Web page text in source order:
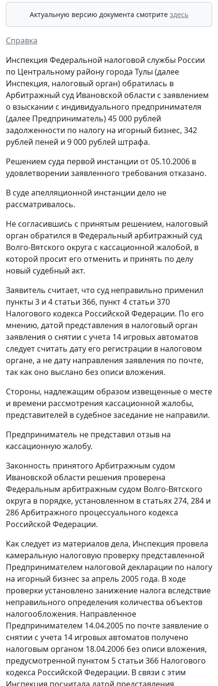
Актуальную версию документа смотрите здесь
Справка
Инспекция Федеральной налоговой службы России
по Центральному району города Тулы (далее
Инспекция, налоговый орган) обратилась в
Арбитражный суд Ивановской области с заявлением
о взыскании с индивидуального предпринимателя
(далее Предприниматель) 45 000 рублей
задолженности по налогу на игорный бизнес, 342
рублей пеней и 9 000 рублей штрафа.
Решением суда первой инстанции от 05.10.2006 в
удовлетворении заявленного требования отказано.
В суде апелляционной инстанции дело не
рассматривалось.
Не согласившись с принятым решением, налоговый
орган обратился в Федеральный арбитражный суд
Волго-Вятского округа с кассационной жалобой, в
которой просит его отменить и принять по делу
новый судебный акт.
Заявитель считает, что суд неправильно применил
пункты 3 и 4 статьи 366, пункт 4 статьи 370
Налогового кодекса Российской Федерации. По его
мнению, датой представления в налоговый орган
заявления о снятии с учета 14 игровых автоматов
следует считать дату его регистрации в налоговом
органе, а не дату направления заявления по почте,
так как оно выслано без описи вложения.
Стороны, надлежащим образом извещенные о месте
и времени рассмотрения кассационной жалобы,
представителей в судебное заседание не направили.
Предприниматель не представил отзыв на
кассационную жалобу.
Законность принятого Арбитражным судом
Ивановской области решения проверена
Федеральным арбитражным судом Волго-Вятского
округа в порядке, установленном в статьях 274, 284 и
286 Арбитражного процессуального кодекса
Российской Федерации.
Как следует из материалов дела, Инспекция провела
камеральную налоговую проверку представленной
Предпринимателем налоговой декларации по налогу
на игорный бизнес за апрель 2005 года. В ходе
проверки установлено занижение налога вследствие
неправильного определения количества объектов
налогообложения. Направленное
Предпринимателем 14.04.2005 по почте заявление о
снятии с учета 14 игровых автоматов получено
налоговым органом 18.04.2006 без описи вложения,
предусмотренной пунктом 5 статьи 366 Налогового
кодекса Российской Федерации. В связи с этим